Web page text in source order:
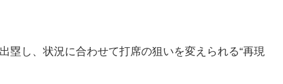
塁し、状況に合わせて打席の狙いを変えられる“再現